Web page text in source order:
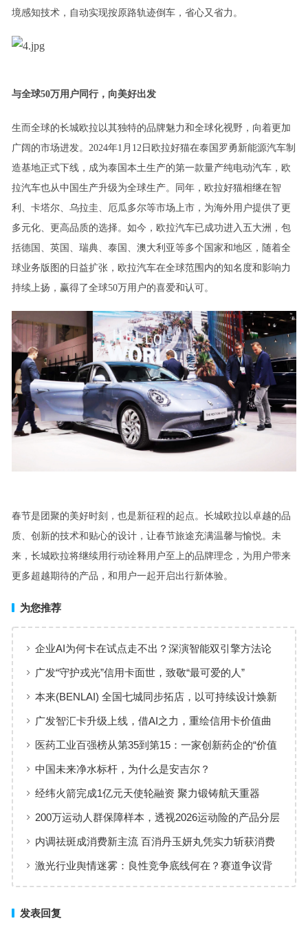
境感知技术，自动实现按原路轨迹倒车，省心又省力。
与全球50万用户同行，向美好出发
生而全球的长城欧拉以其独特的品牌魅力和全球化视野，向着更加
广阔的市场进发。2024年1月12日 欧拉好猫在泰国罗勇新能源汽车制
造基地正式下线，成为泰国本土生产的第一款量产纯电动汽车， 欧
拉汽车也从中国生产升级为全球生产。
同年，欧拉好猫相继在智
利、卡塔尔、乌拉圭、厄瓜多尔等市场上市，为海外用户提供了 更
多元化、更高品质的选择。如今，欧拉汽车已成功进入五大洲，包
括德国、英国、瑞典、泰国、澳大利亚等多个国家和地区，随着全
球业务版图的日益扩张，欧拉汽车在全球范围内的知名度和影响力
持续上扬，赢得了全球50万用户的喜爱和认可。
春节是团聚的美好时刻，也是新征程的起点。长城欧拉以卓越的品
质、创新的技术和贴心的设计， 让春节旅途充满温馨与愉悦。 未
来，长城欧拉将继续用行动诠释用户至上的品牌理念，为用户带来
更多超越期待的产品，和用户一起开启出行新体验。
为您推荐
企业AI为何卡在试点走不出？深演智能双引擎方法论
回答：卡点不在模型，而在使用方式
广发“守护戎光”信用卡面世，致敬“最可爱的人”
本来(BENLAI) 全国七城同步拓店，以可持续设计焕新
品牌体验
广发智汇卡升级上线，借AI之力，重绘信用卡价值曲
线
医药工业百强榜从第35到第15：一家创新药企的“价值
增长”样本
中国未来净水标杆，为什么是安吉尔？
经纬火箭完成1亿元天使轮融资 聚力锻铸航天重器
200万运动人群保障样本，透视2026运动险的产品分层
与适配逻辑
内调祛斑成消费新主流 百消丹玉妍丸凭实力斩获消费
者认可
激光行业舆情迷雾：良性竞争底线何在？赛道争议背
发表回复